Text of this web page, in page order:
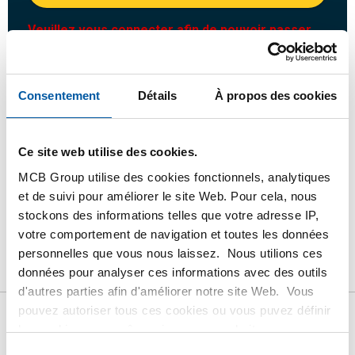
Consentement Détails À propos des cookies
Ce site web utilise des cookies.
MCB Group utilise des cookies fonctionnels, analytiques
et de suivi pour améliorer le site Web. Pour cela, nous
stockons des informations telles que votre adresse IP,
votre comportement de navigation et toutes les données
personnelles que vous nous laissez. Nous utilions ces
données pour analyser ces informations avec des outils
d'autres parties afin d'améliorer notre site Web. Vous
pouvez autoriser tous ces cookies ou vous puvez définir
les cookies vous-même si vous ne souhaitez pas que
Veuillez vous connecter afin de pouvoir passer
Commandez avec vos propres numéros d’articles
Calculez avec les prix MCB actuels
Suivez votre commande avec Track&Trace
Produit Description du produit Liste de prix brut
Téléchargements Caractéristiques
Liste de prix bruts: Blanc rond